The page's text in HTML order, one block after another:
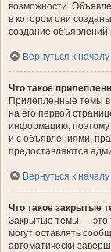
возможности.
в котором они
создание
Вернуться к началу
Что такое
Прилепленные темы в
на его первой
информацию, поэтому
и с объявлениями,
предоставляются
Вернуться к началу
Что такое закрытые
Закрытые темы — это
могут оставлять
автоматически